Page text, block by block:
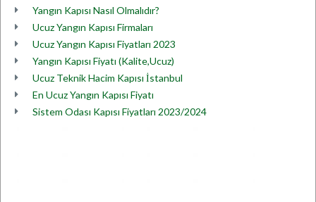
Yangın Kapısı Nasıl Olmalıdır?
Ucuz Yangın Kapısı Firmaları
Ucuz Yangın Kapısı Fiyatları 2023
Yangın Kapısı Fiyatı (Kalite,Ucuz)
Ucuz Teknik Hacim Kapısı İstanbul
En Ucuz Yangın Kapısı Fiyatı
Sistem Odası Kapısı Fiyatları 2023/2024